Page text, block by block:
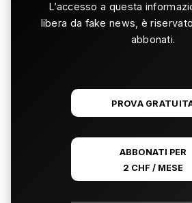
L’accesso a questa
libera da fake news, è
abbonati.
PROVA
ABBONATI PER
2 CHF / MESE